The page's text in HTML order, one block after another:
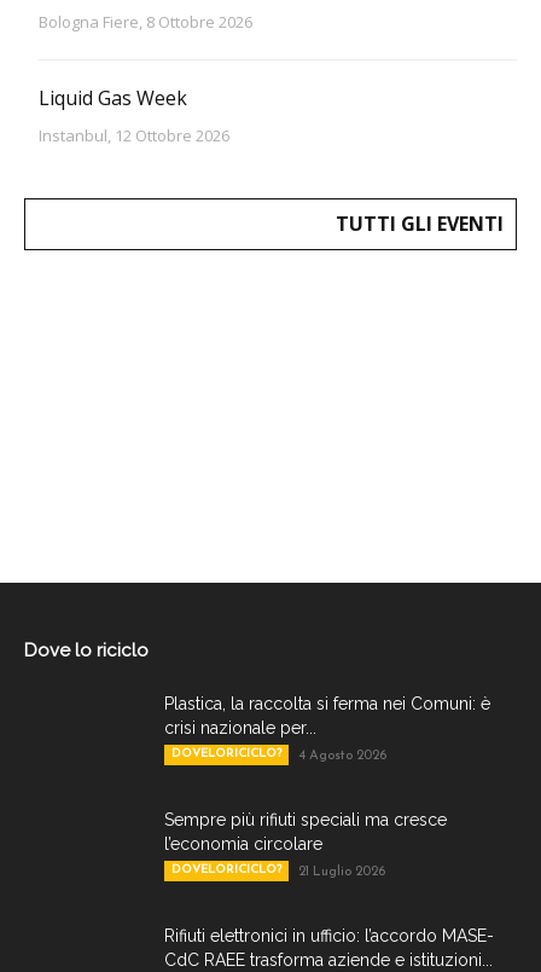
Bologna Fiere, 8 Ottobre 2026
Liquid Gas Week
Instanbul, 12 Ottobre 2026
TUTTI GLI EVENTI
Dove lo riciclo
Plastica, la raccolta si ferma nei Comuni: è
crisi nazionale per...
DOVELORICICLO? 4 Agosto 2026
Sempre più rifiuti speciali ma cresce
l’economia circolare
DOVELORICICLO? 21 Luglio 2026
Rifiuti elettronici in ufficio: l’accordo MASE-
CdC RAEE trasforma aziende e istituzioni...